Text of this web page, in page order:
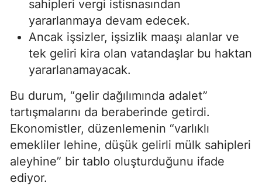
sahipleri vergi istisnasından
yararlanmaya devam edecek.
Ancak işsizler, işsizlik maaşı alanlar ve
tek geliri kira olan vatandaşlar bu haktan
yararlanamayacak.
Bu durum, “gelir dağılımında adalet”
tartışmalarını da beraberinde getirdi.
Ekonomistler, düzenlemenin “varlıklı
emekliler lehine, düşük gelirli mülk sahipleri
aleyhine” bir tablo oluşturduğunu ifade
ediyor.